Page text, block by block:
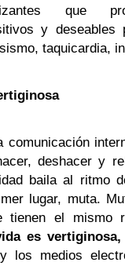
que
y deseables
taquicardia,
comunicación
deshacer y
baila al ritmo
lugar, muta.
tienen el mismo
es
los medios